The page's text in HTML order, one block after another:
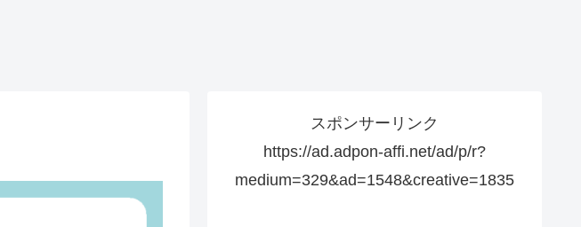
スポンサーリンク
https://ad.adpon-affi.net/ad/p/r?
medium=329&ad=1548&creative=1835